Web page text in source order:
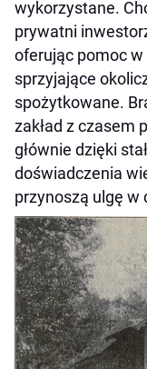
wykorzystane.
prywatni
oferując pomoc
sprzyjające
spożytkowane.
zakład z czasem
głównie dzięki
doświadczenia
przynoszą ulgę w